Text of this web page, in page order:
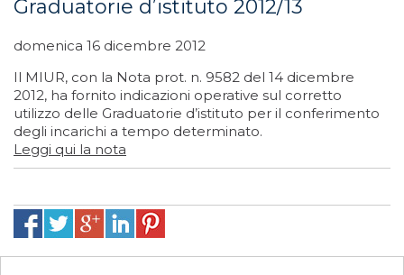
Graduatorie d’istituto 2012/13
domenica 16 dicembre 2012
Il MIUR, con la Nota prot. n. 9582 del 14 dicembre
2012, ha fornito indicazioni operative sul corretto
utilizzo delle Graduatorie d’istituto per il conferimento
degli incarichi a tempo determinato.
Leggi qui la nota